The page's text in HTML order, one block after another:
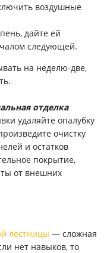
воздушные
дайте ей
следующей.
на неделю-две,
отделка
удаляйте опалубку
очистку
и остатков
покрытие,
от внешних
лестницы — сложная
нет навыков, то